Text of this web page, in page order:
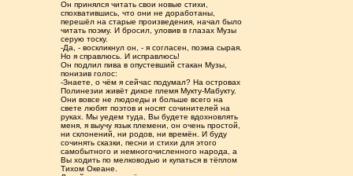
Он принялся читать свои новые стихи,
спохватившись, что они не доработаны,
перешёл на старые произведения, начал было
читать поэму. И бросил, уловив в глазах Музы
серую тоску.
-Да, - воскликнул он, - я согласен, поэма сырая.
Но я справлюсь. И исправлюсь!
Он подлил пива в опустевший стакан Музы,
понизив голос:
-Знаете, о чём я сейчас подумал? На островах
Полинезии живёт дикое племя Мукту-Мабукту.
Они вовсе не людоеды и больше всего на
свете любят поэтов и носят сочинителей на
руках. Мы уедем туда, Вы будете вдохновлять
меня, я выучу язык племени, он очень простой,
ни склонений, ни родов, ни времён. И буду
сочинять сказки, песни и стихи для этого
самобытного и немногочисленного народа, а
Вы ходить по мелководью и купаться в тёплом
Тихом Океане.